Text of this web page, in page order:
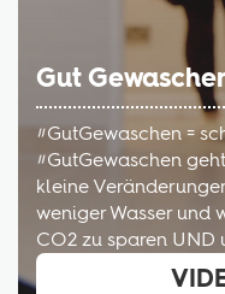
Gut
#GutGewaschen =
#GutGewaschen
kleine
weniger Wasser und
CO2 zu sparen UND